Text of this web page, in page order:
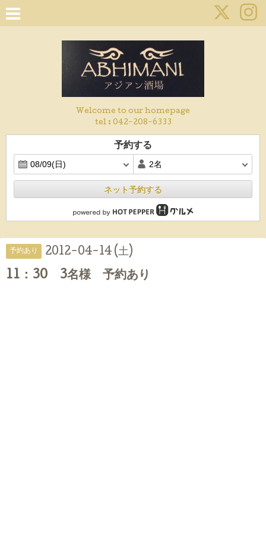
Welcome to our homepage
tel : 042-208-6333
予約する
ネット予約する
予約あり 2012-04-14 (土)
11：30 3名様 予約あり